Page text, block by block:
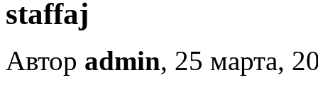
staffaj
Автор admin, 25 марта,